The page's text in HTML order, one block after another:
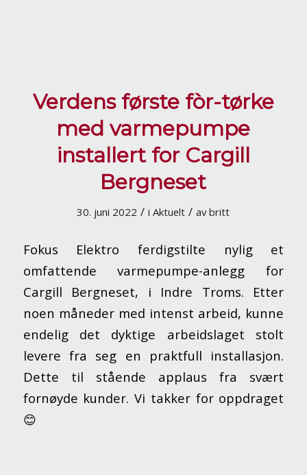
Verdens første fòr-tørke
med varmepumpe
installert for Cargill
Bergneset
30. juni 2022 / iAktuelt / avbritt
Fokus Elektro ferdigstilte nylig et
omfattende varmepumpe-anlegg for
Cargill Bergneset, i Indre Troms. Etter
noen måneder med intenst arbeid, kunne
endelig det dyktige arbeidslaget stolt
levere fra seg en praktfull installasjon.
Dette til stående applaus fra svært
fornøyde kunder. Vi takker for oppdraget
😊